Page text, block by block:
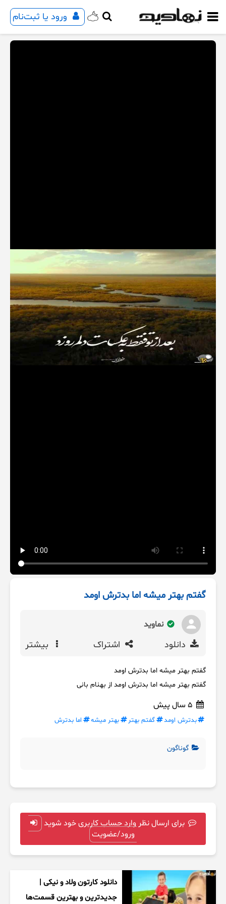
ورود یا ثبت‌نام
گفتم بهتر میشه اما بدترش اومد
نماوید
دانلود اشتراک بیشتر
گفتم بهتر میشه اما بدترش اومد
گفتم بهتر میشه اما بدترش اومد از بهنام بانی
بدترش اومد گفتم بهتر بهتر میشه اما بدترش
گوناگون
برای ارسال نظر وارد حساب کاربری خود شوید
ورود/عضویت
دانلود کارتون ولاد و نیکی |
جدیدترین و بهترین قسمت‌ها